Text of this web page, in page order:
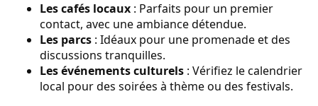
Les cafés locaux : Parfaits pour un premier
contact, avec une ambiance détendue.
Les parcs : Idéaux pour une promenade et des
discussions tranquilles.
Les événements culturels : Vérifiez le calendrier
local pour des soirées à thème ou des festivals.